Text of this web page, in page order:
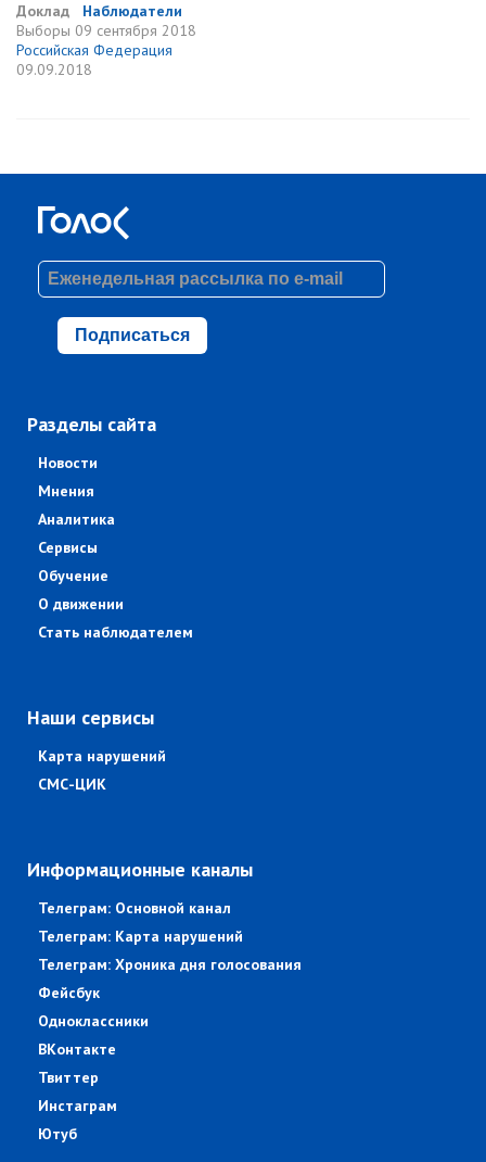
Доклад
Наблюдатели
Выборы 09 сентября 2018
Российская Федерация
09.09.2018
Подписаться
Разделы сайта
Новости
Мнения
Аналитика
Сервисы
Обучение
О движении
Стать наблюдателем
Наши сервисы
Карта нарушений
СМС-ЦИК
Информационные каналы
Телеграм: Основной канал
Телеграм: Карта нарушений
Телеграм: Хроника дня голосования
Фейсбук
Одноклассники
ВКонтакте
Твиттер
Инстаграм
Ютуб